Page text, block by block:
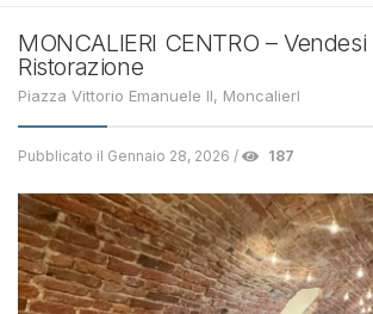
MONCALIERI CENTRO –
Ristorazione
Piazza Vittorio Emanuele II, MoncalierI
Pubblicato il Gennaio 28, 2026 / 187